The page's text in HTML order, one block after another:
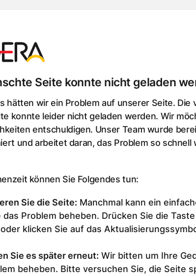
Seite konnte nicht geladen
hätten wir ein Problem auf unserer Seite. Die
konnte leider nicht geladen werden. Wir
entschuldigen. Unser Team wurde
und arbeitet daran, das Problem so schnell
können Sie Folgendes tun:
Sie die Seite: Manchmal kann ein
das Problem beheben. Drücken Sie die
klicken Sie auf das
Sie es später erneut: Wir bitten um Ihre
beheben. Bitte versuchen Sie, die Seite